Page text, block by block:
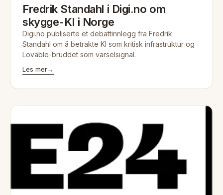
Fredrik Standahl i Digi.no om
skygge-KI i Norge
Digi.no publiserte et debattinnlegg fra Fredrik
Standahl om å betrakte KI som kritisk infrastruktur og
Lovable-bruddet som varselsignal.
Les mer→